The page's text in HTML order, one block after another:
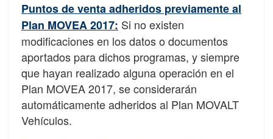
Puntos de venta adheridos previamente al
Plan MOVEA 2017: Si no existen
modificaciones en los datos o documentos
aportados para dichos programas, y siempre
que hayan realizado alguna operación en el
Plan MOVEA 2017, se considerarán
automáticamente adheridos al Plan MOVALT
Vehículos.